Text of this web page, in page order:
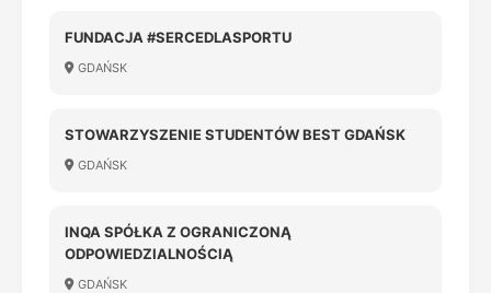
FUNDACJA #SERCEDLASPORTU
GDAŃSK
STOWARZYSZENIE STUDENTÓW BEST GDAŃSK
GDAŃSK
INQA SPÓŁKA Z OGRANICZONĄ
ODPOWIEDZIALNOŚCIĄ
GDAŃSK